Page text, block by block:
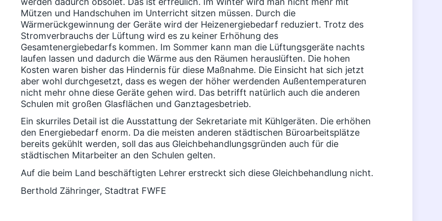
Mützen und Handschuhen im Unterricht sitzen müssen. Durch die
Wärmerückgewinnung der Geräte wird der Heizenergiebedarf reduziert. Trotz des
Stromverbrauchs der Lüftung wird es zu keiner Erhöhung des
Gesamtenergiebedarfs kommen. Im Sommer kann man die Lüftungsgeräte nachts
laufen lassen und dadurch die Wärme aus den Räumen herauslüften. Die hohen
Kosten waren bisher das Hindernis für diese Maßnahme. Die Einsicht hat sich jetzt
aber wohl durchgesetzt, dass es wegen der höher werdenden Außentemperaturen
nicht mehr ohne diese Geräte gehen wird. Das betrifft natürlich auch die anderen
Schulen mit großen Glasflächen und Ganztagesbetrieb.
Ein skurriles Detail ist die Ausstattung der Sekretariate mit Kühlgeräten. Die erhöhen
den Energiebedarf enorm. Da die meisten anderen städtischen Büroarbeitsplätze
bereits gekühlt werden, soll das aus Gleichbehandlungsgründen auch für die
städtischen Mitarbeiter an den Schulen gelten.
Auf die beim Land beschäftigten Lehrer erstreckt sich diese Gleichbehandlung nicht.
Berthold Zähringer, Stadtrat FWFE